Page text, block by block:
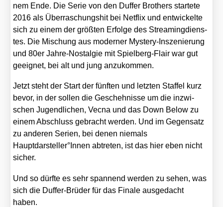
nem Ende. Die Serie von den Duf­fer Brot­hers star­te­te
2016 als Über­ra­schungs­hit bei Net­flix und ent­wi­ckel­te
sich zu einem der größ­ten Erfol­ge des Strea­ming­diens­
tes. Die Mischung aus moder­ner Mys­tery-Insze­nie­rung
und 80er Jah­re-Nost­al­gie mit Spiel­berg-Flair war gut
geeig­net, bei alt und jung anzu­kom­men.
Jetzt steht der Start der fünf­ten und letz­ten Staf­fel kurz
bevor, in der sol­len die Gescheh­nis­se um die inzwi­
schen Jugend­li­chen, Vec­na und das Down Below zu
einem Abschluss gebracht wer­den. Und im Gegen­satz
zu ande­ren Seri­en, bei denen nie­mals
Hauptdarsteller°Innen abtre­ten, ist das hier eben nicht
sicher.
Und so dürf­te es sehr span­nend wer­den zu sehen, was
sich die Duf­fer-Brü­der für das Fina­le aus­ge­dacht
haben.